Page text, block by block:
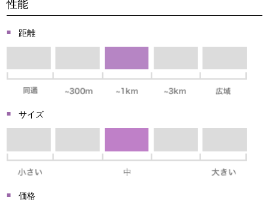
性能
距離
サイズ
価格